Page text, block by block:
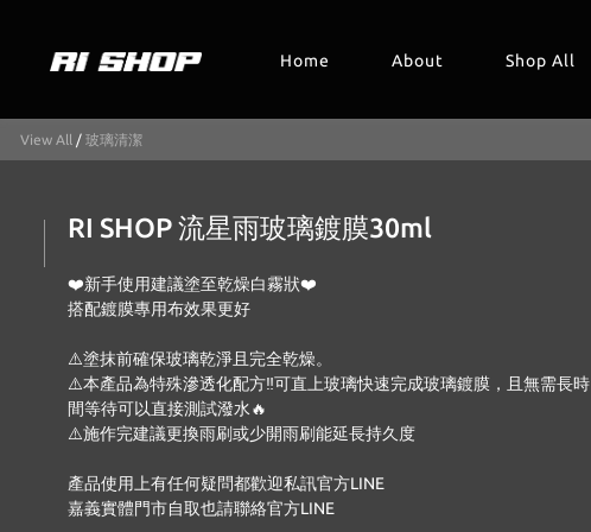
Home About Shop All
View All / 玻璃清潔
RI SHOP 流星雨玻璃鍍膜30ml
❤️新手使用建議塗至乾燥白霧狀❤️
搭配鍍膜專用布效果更好
⚠️塗抹前確保玻璃乾淨且完全乾燥。
⚠️本產品為特殊滲透化配方‼️可直上玻璃快速完成玻璃鍍膜，且無需長時
間等待可以直接測試潑水🔥
⚠️施作完建議更換雨刷或少開雨刷能延長持久度
產品使用上有任何疑問都歡迎私訊官方LINE
嘉義實體門市自取也請聯絡官方LINE